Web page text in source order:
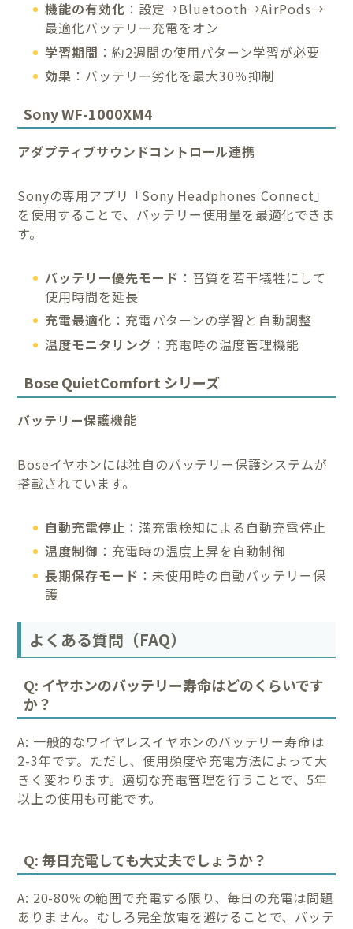
機能の有効化 ：設定→Bluetooth→AirPods→
最適化バッテリー充電をオン
学習期間 ：約2週間の使用パターン学習が必要
効果 ：バッテリー劣化を最大30％抑制
Sony WF-1000XM4
アダプティブサウンドコントロール連携
Sonyの専用アプリ「Sony Headphones Connect」
を使用することで、バッテリー使用量を最適化できま
す。
バッテリー優先モード ：音質を若干犠牲にして
使用時間を延長
充電最適化 ：充電パターンの学習と自動調整
温度モニタリング ：充電時の温度管理機能
Bose QuietComfort シリーズ
バッテリー保護機能
Boseイヤホンには独自のバッテリー保護システムが
搭載されています。
自動充電停止 ：満充電検知による自動充電停止
温度制御 ：充電時の温度上昇を自動制御
長期保存モード ：未使用時の自動バッテリー保
護
よくある質問（FAQ）
Q: イヤホンのバッテリー寿命はどのくらいです
か？
A: 一般的なワイヤレスイヤホンのバッテリー寿命は
2-3年です。ただし、使用頻度や充電方法によって大
きく変わります。適切な充電管理を行うことで、5年
以上の使用も可能です。
Q: 毎日充電しても大丈夫でしょうか？
A: 20-80％の範囲で充電する限り、毎日の充電は問題
ありません。むしろ完全放電を避けることで、バッテ